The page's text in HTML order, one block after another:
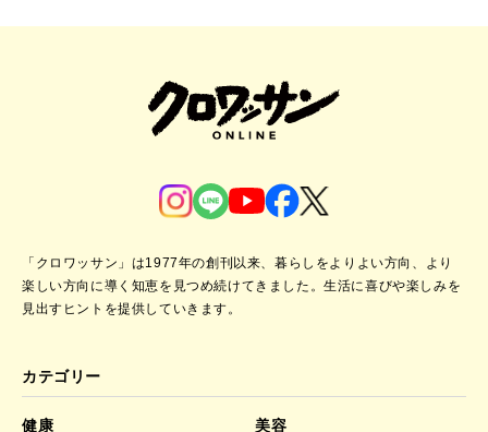
「クロワッサン」は1977年の創刊以来、暮らしをよりよい方向、より
楽しい方向に導く知恵を見つめ続けてきました。生活に喜びや楽しみを
見出すヒントを提供していきます。
カテゴリー
健康
美容